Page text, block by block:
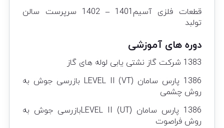
قطعات فلزی آسیم1401 – 1402 سرپرست سالن
تولبد
دوره های آموزشی
1383 شرکت گاز نشتی یابی لوله های گاز
1386 پارس سامان LEVEL II (VT) بازرسی جوش به
روش چشمی
1386 پارس سامان LEVEL II (UT)بازرسی جوش به
روش فراصوت